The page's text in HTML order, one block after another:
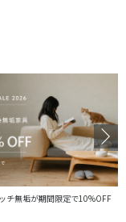
チ無垢が期間限定で10%OFF